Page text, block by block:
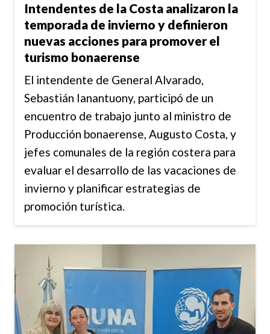
Intendentes de la Costa analizaron la
temporada de invierno y definieron
nuevas acciones para promover el
turismo bonaerense
El intendente de General Alvarado,
Sebastián Ianantuony, participó de un
encuentro de trabajo junto al ministro de
Producción bonaerense, Augusto Costa, y
jefes comunales de la región costera para
evaluar el desarrollo de las vacaciones de
invierno y planificar estrategias de
promoción turística.